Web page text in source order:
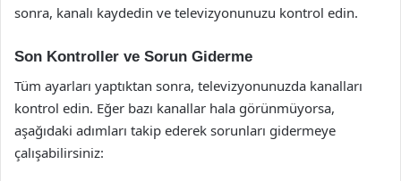
sonra, kanalı kaydedin ve televizyonunuzu kontrol edin.
Son Kontroller ve Sorun Giderme
Tüm ayarları yaptıktan sonra, televizyonunuzda kanalları
kontrol edin. Eğer bazı kanallar hala görünmüyorsa,
aşağıdaki adımları takip ederek sorunları gidermeye
çalışabilirsiniz: